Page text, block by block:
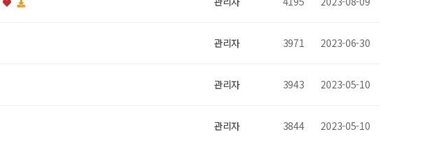
관리자 3971 2023-06-30
관리자 3943 2023-05-10
관리자 3844 2023-05-10